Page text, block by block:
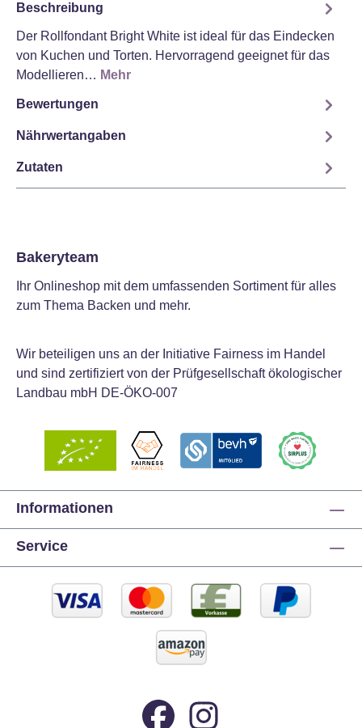
Beschreibung
Der Rollfondant Bright White ist ideal für das Eindecken
von Kuchen und Torten. Hervorragend geeignet für das
Modellieren… Mehr
Bewertungen
Nährwertangaben
Zutaten
Bakeryteam
Ihr Onlineshop mit dem umfassenden Sortiment für alles
zum Thema Backen und mehr.
Wir beteiligen uns an der Initiative Fairness im Handel
und sind zertifiziert von der Prüfgesellschaft ökologischer
Landbau mbH DE-ÖKO-007
Informationen
Service